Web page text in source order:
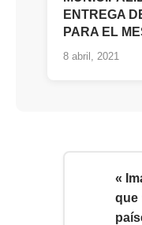
ENTREGA
PARA EL
8 abril, 2021
«
que